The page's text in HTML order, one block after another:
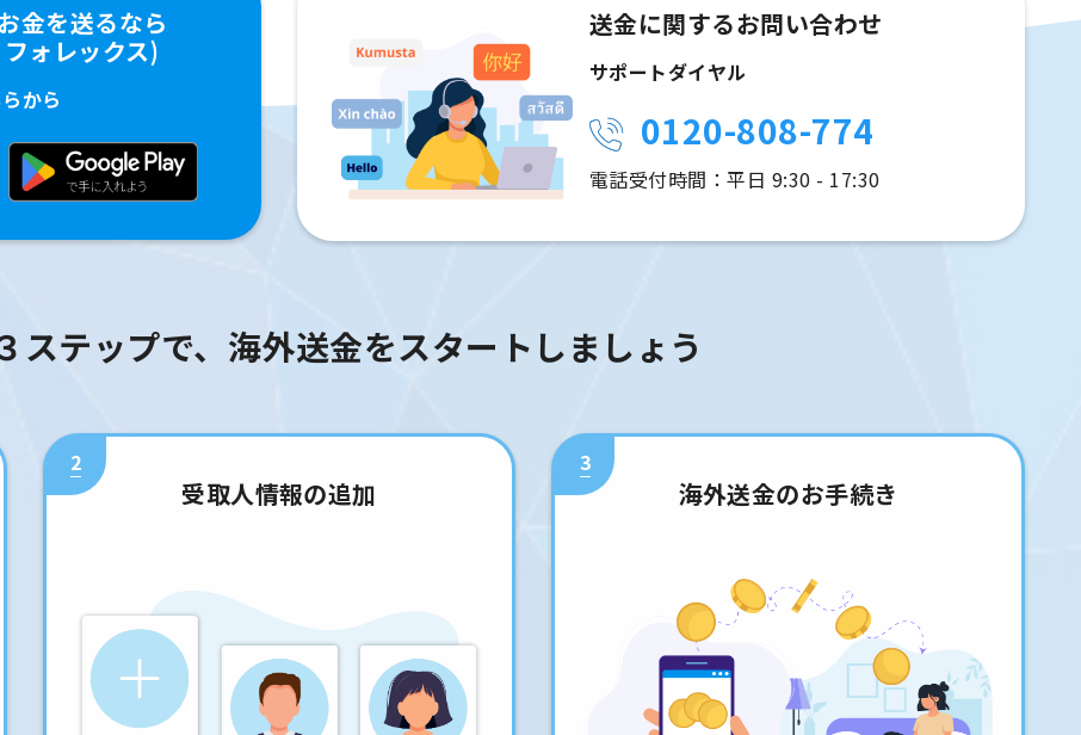
金を送るなら
ォレックス)
から
送金に関するお問い合わせ
サポートダイヤル
0120-808-774
電話受付時間：平日 9:30 - 17:30
ステップで、海外送金をスタートしましょう
2
受取人情報の追加
3
海外送金のお手続き